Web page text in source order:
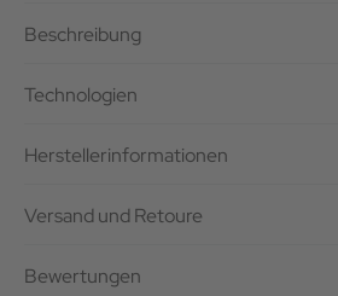
Beschreibung
Technologien
Herstellerinformationen
Versand und Retoure
Bewertungen